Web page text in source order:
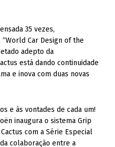
35 vezes,
Car Design of the
adepto da
está dando continuidade
e inova com duas novas
e às vontades de cada um!
inaugura o sistema Grip
com a Série Especial
da colaboração entre a